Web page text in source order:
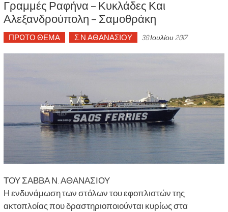
Γραμμές Ραφήνα – Κυκλάδες Και
Αλεξανδρούπολη – Σαμοθράκη
ΠΡΩΤΟ ΘΕΜΑ Σ.Ν.ΑΘΑΝΑΣΙΟΥ 30 Ιουλίου 2017
ΤΟΥ ΣΑΒΒΑ Ν. ΑΘΑΝΑΣΙΟΥ
Η ενδυνάμωση των στόλων του εφοπλιστών της
ακτοπλοίας που δραστηριοποιούνται κυρίως στα